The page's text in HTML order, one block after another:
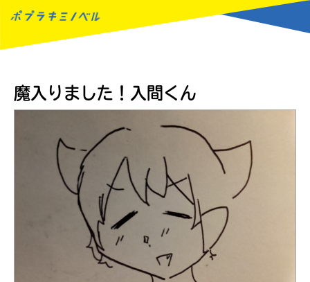
魔入りました！入間くん